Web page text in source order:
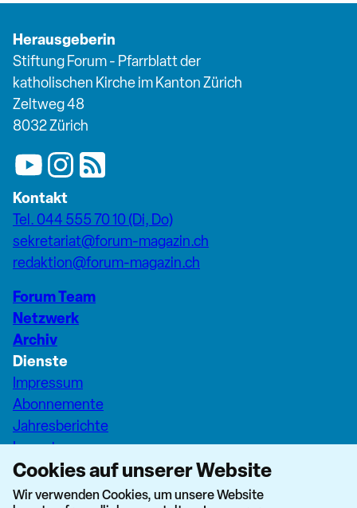
Herausgeberin
Stiftung Forum - Pfarrblatt der
katholischen Kirche im Kanton Zürich
Zeltweg 48
8032 Zürich
Kontakt
Tel. 044 555 70 10 (Di, Do)
sekretariat@forum-magazin.ch
redaktion@forum-magazin.ch
Forum Team
Netzwerk
Archiv
Dienste
Impressum
Abonnemente
Jahresberichte
Inserate
Pfarreiseiten Stadt Zürich
Dashboard Forum+
Cookies auf unserer Website
Wir verwenden Cookies, um unsere Website